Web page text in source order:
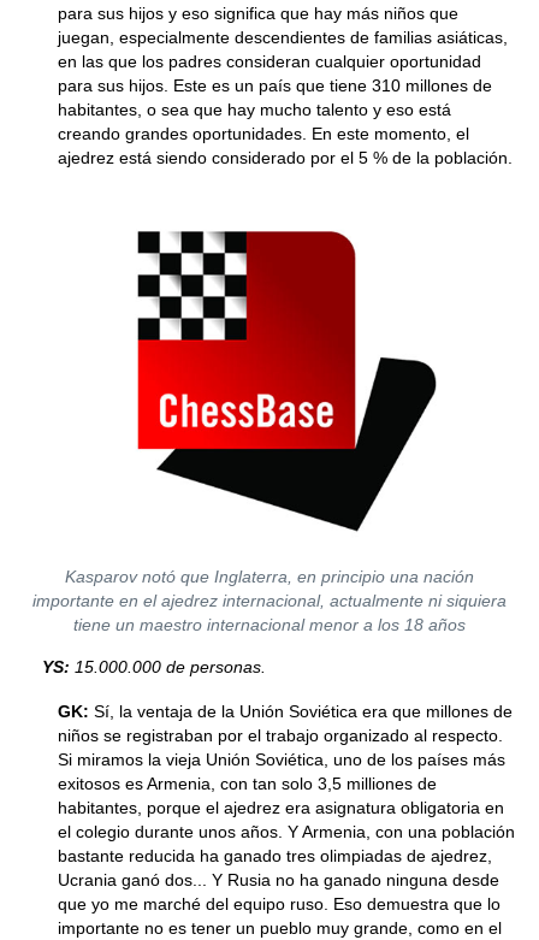
para sus hijos y eso significa que hay más niños que
juegan, especialmente descendientes de familias asiáticas,
en las que los padres consideran cualquier oportunidad
para sus hijos. Este es un país que tiene 310 millones de
habitantes, o sea que hay mucho talento y eso está
creando grandes oportunidades. En este momento, el
ajedrez está siendo considerado por el 5 % de la población.
Kasparov notó que Inglaterra, en principio una nación
importante en el ajedrez internacional, actualmente ni siquiera
tiene un maestro internacional menor a los 18 años
YS: 15.000.000 de personas.
GK: Sí, la ventaja de la Unión Soviética era que millones de
niños se registraban por el trabajo organizado al respecto.
Si miramos la vieja Unión Soviética, uno de los países más
exitosos es Armenia, con tan solo 3,5 milliones de
habitantes, porque el ajedrez era asignatura obligatoria en
el colegio durante unos años. Y Armenia, con una población
bastante reducida ha ganado tres olimpiadas de ajedrez,
Ucrania ganó dos... Y Rusia no ha ganado ninguna desde
que yo me marché del equipo ruso. Eso demuestra que lo
importante no es tener un pueblo muy grande, como en el